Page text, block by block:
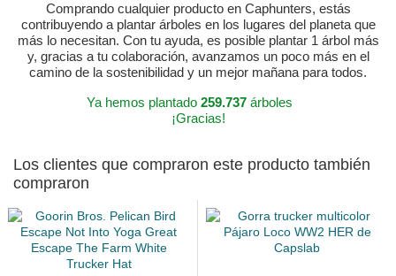
Comprando cualquier producto en Caphunters, estás
contribuyendo a plantar árboles en los lugares del planeta que
más lo necesitan. Con tu ayuda, es posible plantar 1 árbol más
y, gracias a tu colaboración, avanzamos un poco más en el
camino de la sostenibilidad y un mejor mañana para todos.
Ya hemos plantado 259.737 árboles
¡Gracias!
Los clientes que compraron este producto también
compraron